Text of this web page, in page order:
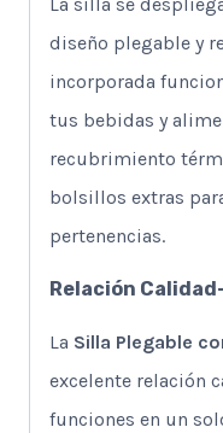
diseño plegable y
incorporada
tus bebidas y
recubrimiento
bolsillos extras
pertenencias.
Relación
La Silla Plegable
excelente relación
funciones en un